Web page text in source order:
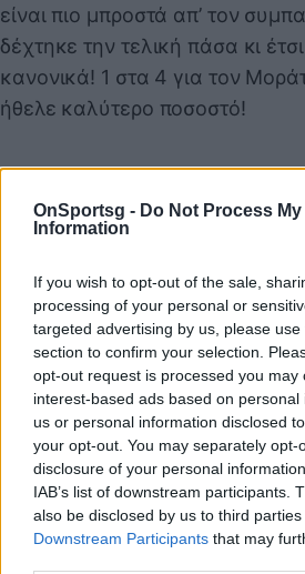
OnSportsg - Do Not Process My
Information
If you wish to opt-out of the sale,
processing of your personal or
targeted advertising by us, please
section to confirm your selection.
opt-out request is processed you may
interest-based ads based on
us or personal information disclosed
your opt-out. You may separately opt-
disclosure of your personal
IAB’s list of downstream participants.
also be disclosed by us to third
Downstream Participants that may
είναι πιο μπροστά απ’ τον
δέχτηκε την τελική πάσα κι
κανονικά! 1 στα 4 για τον
ήθελε καλύτερο ποσοστό!
Παιχνίδι από
νέο Mobile App